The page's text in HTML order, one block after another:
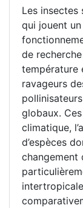
Les insectes
qui jouent
de
température
ravageurs
globaux.
climatique,
d’espèces
changement